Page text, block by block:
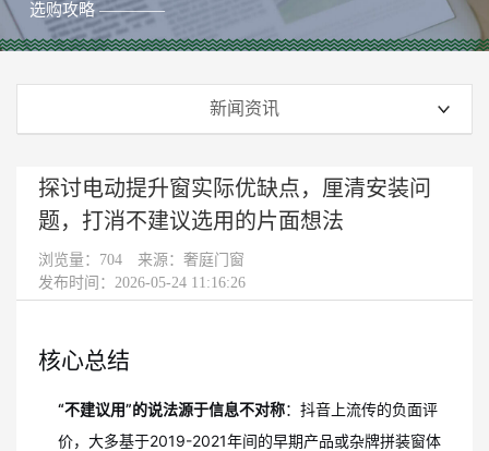
选购攻略 ————
新闻资讯
探讨电动提升窗实际优缺点，厘清安装问
题，打消不建议选用的片面想法
浏览量： 704
来源：奢庭门窗
发布时间：2026-05-24 11:16:26
核心总结
“不建议用”的说法源于信息不对称：抖音上流传的负面评
价，大多基于2019-2021年间的早期产品或杂牌拼装窗体